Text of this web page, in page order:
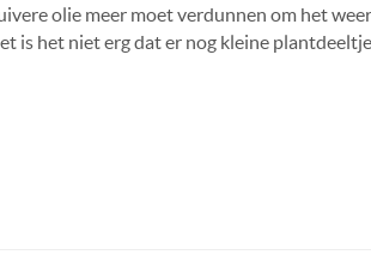
olie meer moet verdunnen om het
is het niet erg dat er nog kleine